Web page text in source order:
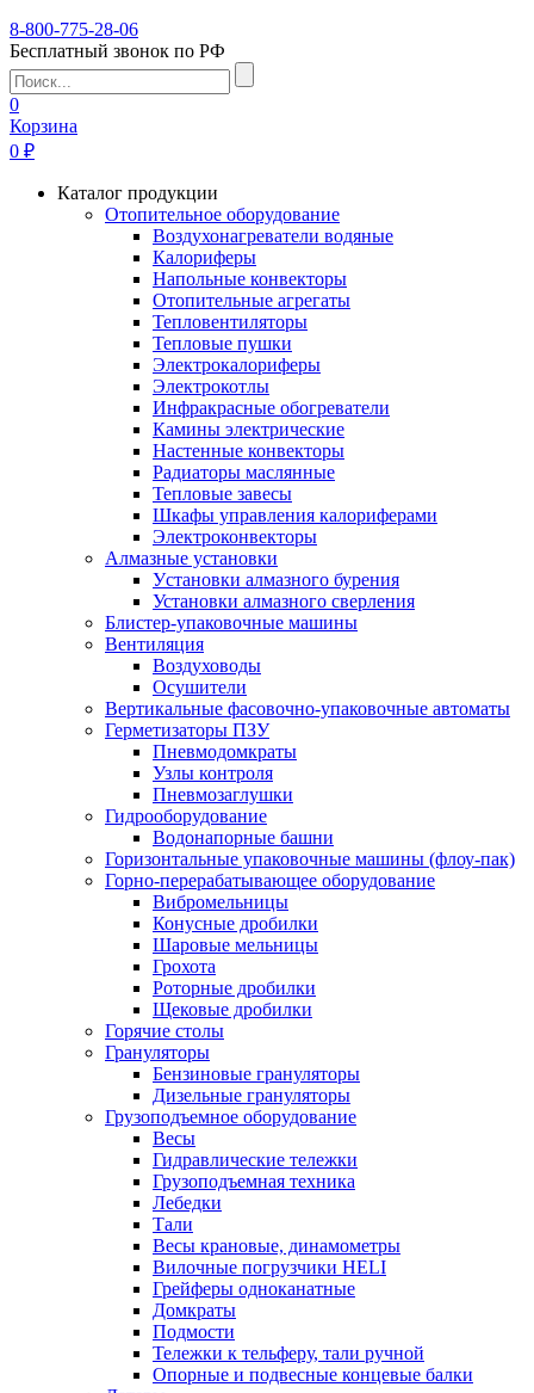
8-800-775-28-06
Бесплатный звонок по РФ
0
Корзина
0 ₽
Каталог продукции
Отопительное оборудование
Воздухонагреватели водяные
Калориферы
Напольные конвекторы
Отопительные агрегаты
Тепловентиляторы
Тепловые пушки
Электрокалориферы
Электрокотлы
Инфракрасные обогреватели
Камины электрические
Настенные конвекторы
Радиаторы маслянные
Тепловые завесы
Шкафы управления калориферами
Электроконвекторы
Алмазные установки
Уcтановки алмазного бурения
Установки алмазного сверления
Блистер-упаковочные машины
Вентиляция
Воздуховоды
Осушители
Вертикальные фасовочно-упаковочные автоматы
Герметизаторы ПЗУ
Пневмодомкраты
Узлы контроля
Пневмозаглушки
Гидрооборудование
Водонапорные башни
Горизонтальные упаковочные машины (флоу-пак)
Горно-перерабатывающее оборудование
Вибромельницы
Конусные дробилки
Шаровые мельницы
Грохота
Роторные дробилки
Щековые дробилки
Горячие столы
Грануляторы
Бензиновые грануляторы
Дизельные грануляторы
Грузоподъемное оборудование
Весы
Гидравлические тележки
Грузоподъемная техника
Лебедки
Тали
Весы крановые, динамометры
Вилочные погрузчики HELI
Грейферы одноканатные
Домкраты
Подмости
Тележки к тельферу, тали ручной
Опорные и подвесные концевые балки